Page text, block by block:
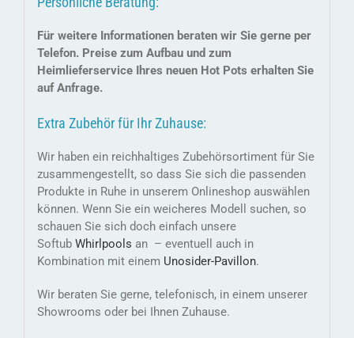
Für weitere Informationen beraten wir Sie gerne per
Telefon. Preise zum Aufbau und zum
Heimlieferservice Ihres neuen Hot Pots erhalten Sie
auf Anfrage.
Extra Zubehör für Ihr Zuhause:
Wir haben ein reichhaltiges Zubehörsortiment für Sie
zusammengestellt, so dass Sie sich die passenden
Produkte in Ruhe in unserem Onlineshop auswählen
können. Wenn Sie ein weicheres Modell suchen, so
schauen Sie sich doch einfach unsere
Softub Whirlpools an – eventuell auch in
Kombination mit einem Unosider-Pavillon.
Wir beraten Sie gerne, telefonisch, in einem unserer
Showrooms oder bei Ihnen Zuhause.